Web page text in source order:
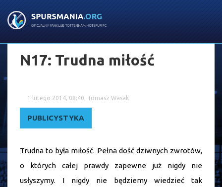
N17: Trudna miłość
1 lutego 2014, 08:40, Tomasz Wasak
PUBLICYSTYKA
Trudna to była miłość. Pełna dość dziwnych zwrotów,
o których całej prawdy zapewne już nigdy nie
usłyszymy. I nigdy nie będziemy wiedzieć tak